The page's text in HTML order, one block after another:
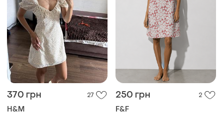
370 грн 27
H&M
250 грн 2
F&F